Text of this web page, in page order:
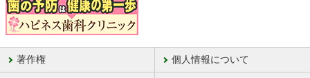
著作権 個人情報について